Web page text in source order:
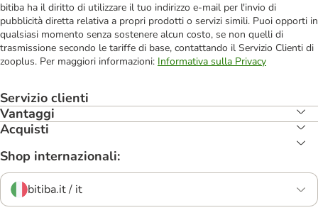
bitiba ha il diritto di utilizzare il tuo indirizzo e-mail per l'invio di
pubblicità diretta relativa a propri prodotti o servizi simili. Puoi opporti in
qualsiasi momento senza sostenere alcun costo, se non quelli di
trasmissione secondo le tariffe di base, contattando il Servizio Clienti di
zooplus. Per maggiori informazioni: Informativa sulla Privacy
Servizio clienti
Vantaggi
Acquisti
Shop internazionali:
bitiba.it / it